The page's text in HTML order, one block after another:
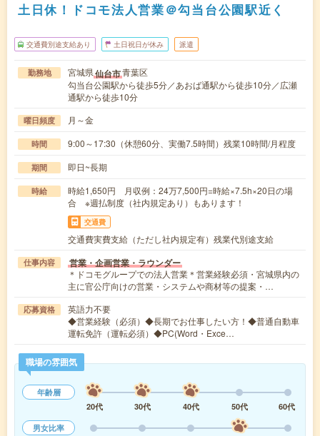
土日休！ドコモ法人営業＠勾当台公園駅近く
交通費別途支給あり 土日祝日が休み 派遣
勤務地 宮城県仙台市青葉区
勾当台公園駅から徒歩5分／あおば通駅から徒歩10分／広瀬
通駅から徒歩10分
曜日頻度 月～金
時間 9:00～17:30（休憩60分、実働7.5時間）残業10時間/月程度
期間 即日~長期
時給
時給1,650円 月収例：24万7,500円=時給×7.5h×20日の場
合 ※週払制度（社内規定あり）もあります！
交通費
交通費実費支給（ただし社内規定有）残業代別途支給
仕事内容 営業・企画営業・ラウンダー
＊ドコモグループでの法人営業＊営業経験必須・宮城県内の
主に官公庁向けの営業・システムや商材等の提案・…
応募資格
英語力不要
◆営業経験（必須）◆長期でお仕事したい方！◆普通自動車
運転免許（運転必須）◆PC(Word・Exce…
職場の雰囲気
年齢層
20代
30代 40代 50代
60代
男女比率